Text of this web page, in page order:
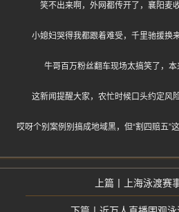
笑不出来啊，外网都传开了，襄阳麦
小媳妇哭得我都跟着难受，千里驰援换
牛哥百万粉丝翻车现场太搞笑了，
这新闻提醒大家，农忙时候口头约定风
哎呀个别案例别搞成地域黑，但“割四赔五”
上海泳渡赛